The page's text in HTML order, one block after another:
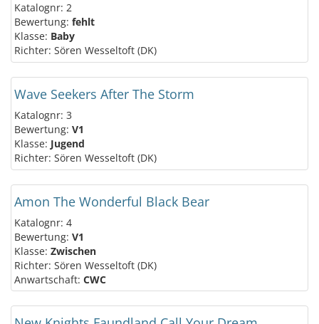
Katalognr: 2
Bewertung: fehlt
Klasse: Baby
Richter: Sören Wesseltoft (DK)
Wave Seekers After The Storm
Katalognr: 3
Bewertung: V1
Klasse: Jugend
Richter: Sören Wesseltoft (DK)
Amon The Wonderful Black Bear
Katalognr: 4
Bewertung: V1
Klasse: Zwischen
Richter: Sören Wesseltoft (DK)
Anwartschaft: CWC